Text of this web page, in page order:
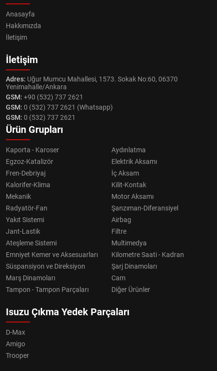
Anasayfa
Hakkımızda
İletişim
İletişim
Adres: Uğur Mumcu Mahallesi, 1573. Sokak No:60, 06370
Yenimahalle/Ankara
GSM: +90 (532) 737 2621
GSM: 0 (532) 737 2621 (Whatsapp)
GSM: 0 (532) 737 2621
Ürün Grupları
Kaporta - Karoser
Aydınlatma
Egzoz-Katalizör
Elektrik Aksamı
Fren-Debriyaj
İç Aksam
Kalorifer-Klima
Kilit-Kontak
Mekanik
Motor Aksamı
Radyatör-Fan
Şanzıman-Diferansiyel
Yakıt Sistemi
Airbag
Jant-Lastik
Filtre
Ateşleme Sistemi
Multimedya
Emniyet Kemer ve Aksesuarları
Kilometre Saati - Kadran
Süspansiyon ve Direksiyon
Şarj Dinamoları
Marş Dinamoları
Cam
Tampon - Tampon Parçaları
Diğer Ürünler
Isuzu Çıkma Yedek Parçaları
D-Max
Amigo
Trooper